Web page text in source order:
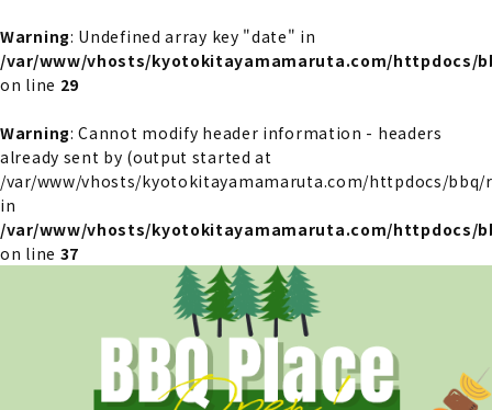
Warning: Undefined array key "date" in
/var/www/vhosts/kyotokitayamamaruta.com/httpdocs/
on line 29
Warning: Cannot modify header information - headers
already sent by (output started at
/var/www/vhosts/kyotokitayamamaruta.com/httpdocs/bbq/
in
/var/www/vhosts/kyotokitayamamaruta.com/httpdocs/
on line 37